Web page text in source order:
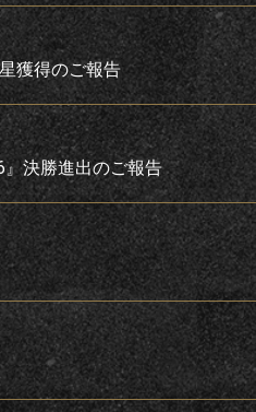
獲得のご報告
』決勝進出のご報告